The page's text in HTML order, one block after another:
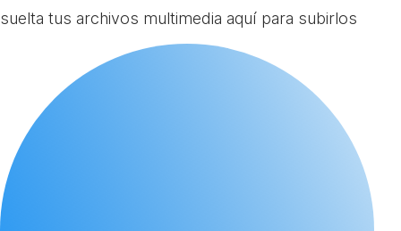
suelta tus archivos multimedia aquí para subirlos